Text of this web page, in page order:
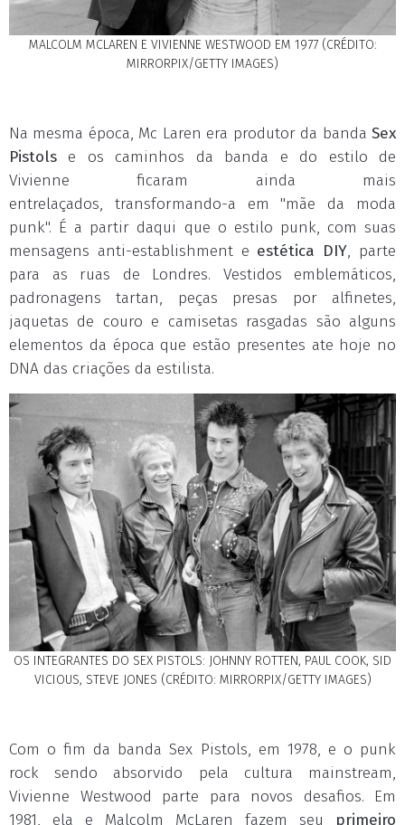
MALCOLM MCLAREN E VIVIENNE WESTWOOD EM 1977 (CRÉDITO:
MIRRORPIX/GETTY IMAGES)
Na mesma época, Mc Laren era produtor da banda Sex
Pistols e os caminhos da banda e do estilo de
Vivienne ficaram ainda mais
entrelaçados, transformando-a em "mãe da moda
punk". É a partir daqui que o estilo punk, com suas
mensagens anti-establishment e estética DIY, parte
para as ruas de Londres. Vestidos emblemáticos,
padronagens tartan, peças presas por alfinetes,
jaquetas de couro e camisetas rasgadas são alguns
elementos da época que estão presentes ate hoje no
DNA das criações da estilista.
OS INTEGRANTES DO SEX PISTOLS: JOHNNY ROTTEN, PAUL COOK, SID
VICIOUS, STEVE JONES (CRÉDITO: MIRRORPIX/GETTY IMAGES)
Com o fim da banda Sex Pistols, em 1978, e o punk
rock sendo absorvido pela cultura mainstream,
Vivienne Westwood parte para novos desafios. Em
1981, ela e Malcolm McLaren fazem seu primeiro